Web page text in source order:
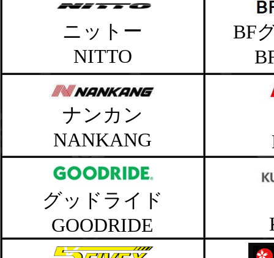
ニットー
NITTO
BF
ナンカン
NANKANG
グッドライド
GOODRIDE